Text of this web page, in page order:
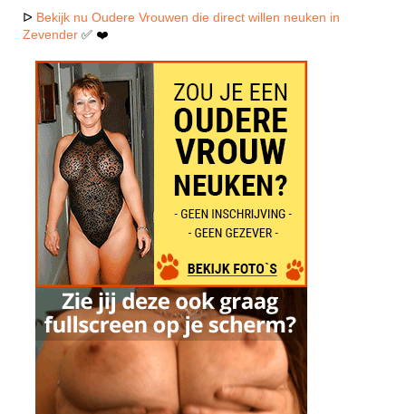
ᐅ Bekijk nu Oudere Vrouwen die direct willen neuken in
Zevender ✅ ❤️